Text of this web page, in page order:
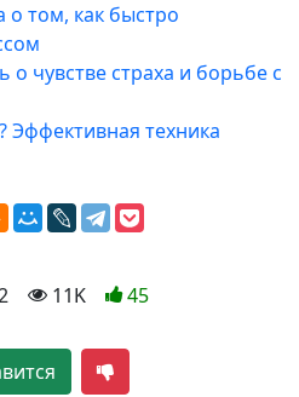
о том, как быстро
о чувстве страха и борьбе с
Эффективная техника
11K 45